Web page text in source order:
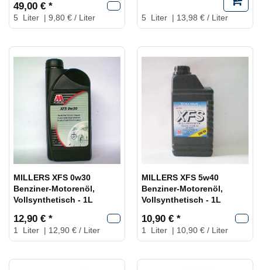
49,00 € *
5 Liter | 9,80 € / Liter 5 Liter | 13,98 € / Liter
MILLERS XFS 0w30
Benziner-Motorenöl,
Vollsynthetisch - 1L
12,90 € *
1 Liter | 12,90 € / Liter
MILLERS XFS 5w40
Benziner-Motorenöl,
Vollsynthetisch - 1L
10,90 € *
1 Liter | 10,90 € / Liter